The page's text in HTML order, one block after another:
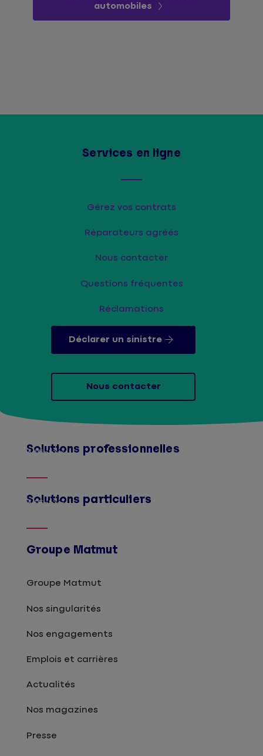
automobiles
Services en ligne
Gérez vos contrats
Réparateurs agréés
Nous contacter
Questions fréquentes
Réclamations
Déclarer un sinistre
Nous contacter
Solutions professionnelles
Afficher
Solutions particuliers
Afficher
Groupe Matmut
Groupe Matmut
Nos singularités
Nos engagements
Emplois et carrières
Actualités
Nos magazines
Presse